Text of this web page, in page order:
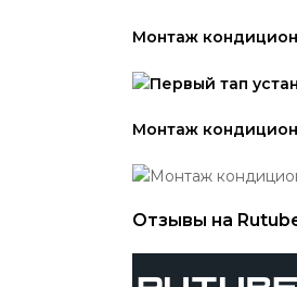
Монтаж
Монтаж
Отзывы на